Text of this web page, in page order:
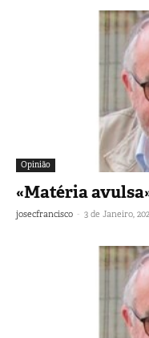
Opinião
«Matéria
josecfrancisco - 3 de Janeiro,